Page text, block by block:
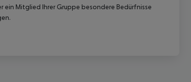
ein Mitglied Ihrer Gruppe besondere Bedürfnisse